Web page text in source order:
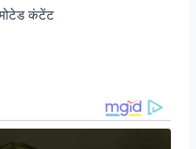
कंटेंट